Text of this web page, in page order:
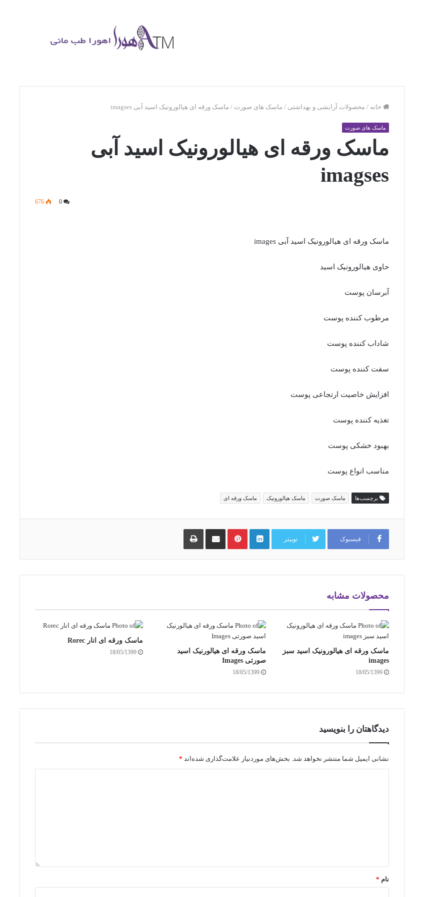
خانه / محصولات آرایشی و بهداشتی / ماسک های صورت / ماسک ورقه ای هیالورونیک اسید آبی imagses
ماسک های صورت
ماسک ورقه ای هیالورونیک اسید آبی
imagses
0
676
ماسک ورقه ای هیالورونیک اسید آبی images
حاوی هیالورونیک اسید
آبرسان پوست
مرطوب کننده پوست
شاداب کننده پوست
سفت کننده پوست
افزایش خاصیت ارتجاعی پوست
تغذیه کننده پوست
بهبود خشکی پوست
مناسب انواع پوست
برچسب‌ها ماسک صورت ماسک هیالورونیک ماسک ورقه ای
فيسبوک توییتر
محصولات مشابه
ماسک ورقه ای هیالورونیک اسید سبز
images
18/05/1399
ماسک ورقه ای هیالورنیک اسید
صورتی Images
18/05/1399
ماسک ورقه ای انار Rorec
18/05/1399
دیدگاهتان را بنویسید
نشانی ایمیل شما منتشر نخواهد شد. بخش‌های موردنیاز علامت‌گذاری شده‌اند *
نام *